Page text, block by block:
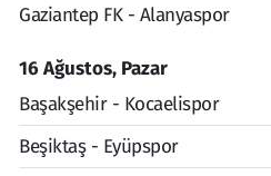
Gaziantep FK - Alanyaspor
16 Ağustos, Pazar
Başakşehir - Kocaelispor
Beşiktaş - Eyüpspor